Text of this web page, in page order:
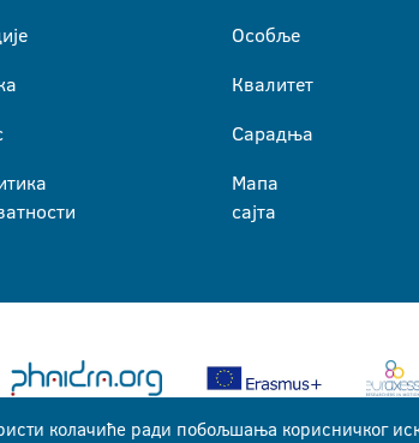
Особље
Квалитет
Сарадња
Мапа
сајта
колачиће ради побољшања корисничког